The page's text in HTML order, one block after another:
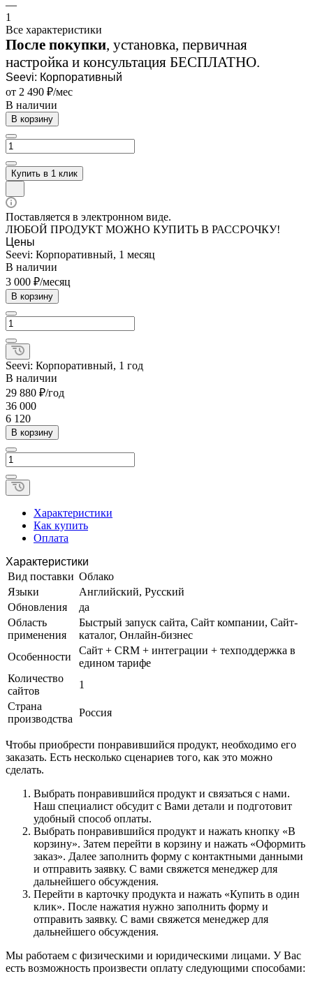
—
1
Все характеристики
После покупки, установка, первичная
настройка и консультация БЕСПЛАТНО.
Seevi: Корпоративный
от 2 490 ₽/мес
В наличии
В корзину
Купить в 1 клик
Поставляется в электронном виде.
ЛЮБОЙ ПРОДУКТ МОЖНО КУПИТЬ В РАССРОЧКУ!
Цены
Seevi: Корпоративный, 1 месяц
В наличии
3 000 ₽/месяц
В корзину
Seevi: Корпоративный, 1 год
В наличии
29 880 ₽/год
36 000
6 120
В корзину
Характеристики
Как купить
Оплата
Характеристики
Вид поставки Облако
Языки
Английский, Русский
Обновления
да
Область
применения
Быстрый запуск сайта, Сайт компании, Сайт-
каталог, Онлайн-бизнес
Особенности
Сайт + CRM + интеграции + техподдержка в
едином тарифе
Количество
сайтов
1
Страна
производства
Россия
Чтобы приобрести понравившийся продукт, необходимо его
заказать. Есть несколько сценариев того, как это можно
сделать.
Выбрать понравившийся продукт и связаться с нами.
Наш специалист обсудит с Вами детали и подготовит
удобный способ оплаты.
Выбрать понравившийся продукт и нажать кнопку «В
корзину». Затем перейти в корзину и нажать «Оформить
заказ». Далее заполнить форму с контактными данными
и отправить заявку. С вами свяжется менеджер для
дальнейшего обсуждения.
Перейти в карточку продукта и нажать «Купить в один
клик». После нажатия нужно заполнить форму и
отправить заявку. С вами свяжется менеджер для
дальнейшего обсуждения.
Мы работаем с физическими и юридическими лицами. У Вас
есть возможность произвести оплату следующими способами: